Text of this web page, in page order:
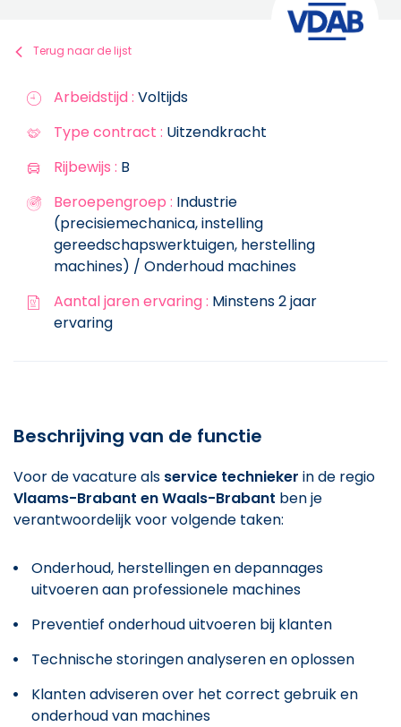
Terug naar de lijst
Arbeidstijd : Voltijds
Type contract : Uitzendkracht
Rijbewijs : B
Beroepengroep : Industrie
(precisiemechanica, instelling
gereedschapswerktuigen, herstelling
machines) / Onderhoud machines
Aantal jaren ervaring : Minstens 2 jaar
ervaring
Beschrijving van de functie
Voor de vacature als service technieker in de regio
Vlaams-Brabant en Waals-Brabant ben je
verantwoordelijk voor volgende taken:
Onderhoud, herstellingen en depannages
uitvoeren aan professionele machines
Preventief onderhoud uitvoeren bij klanten
Technische storingen analyseren en oplossen
Klanten adviseren over het correct gebruik en
onderhoud van machines